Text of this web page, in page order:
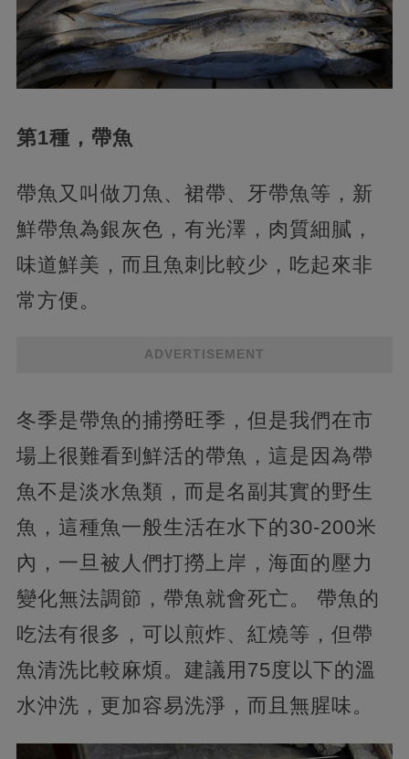
第1種，帶魚
帶魚又叫做刀魚、裙帶、牙帶魚等，新
鮮帶魚為銀灰色，有光澤，肉質細膩，
味道鮮美，而且魚刺比較少，吃起來非
常方便。
ADVERTISEMENT
冬季是帶魚的捕撈旺季，但是我們在市
場上很難看到鮮活的帶魚，這是因為帶
魚不是淡水魚類，而是名副其實的野生
魚，這種魚一般生活在水下的30-200米
內，一旦被人們打撈上岸，海面的壓力
變化無法調節，帶魚就會死亡。 帶魚的
吃法有很多，可以煎炸、紅燒等，但帶
魚清洗比較麻煩。建議用75度以下的溫
水沖洗，更加容易洗淨，而且無腥味。